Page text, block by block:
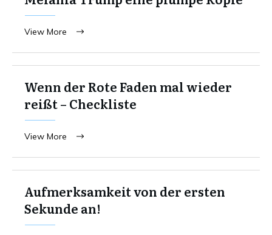
View More
Wenn der Rote Faden mal wieder
reißt – Checkliste
View More
Aufmerksamkeit von der ersten
Sekunde an!